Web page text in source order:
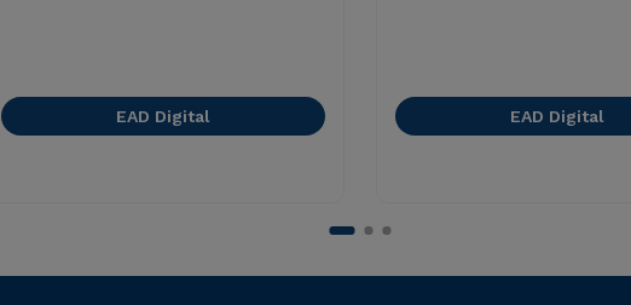
EAD Digital EAD Digital